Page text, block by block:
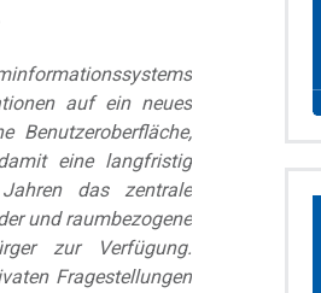
auf ein neues
Benutzeroberfläche,
eine langfristig
das zentrale
und raumbezogene
zur Verfügung.
Fragestellungen